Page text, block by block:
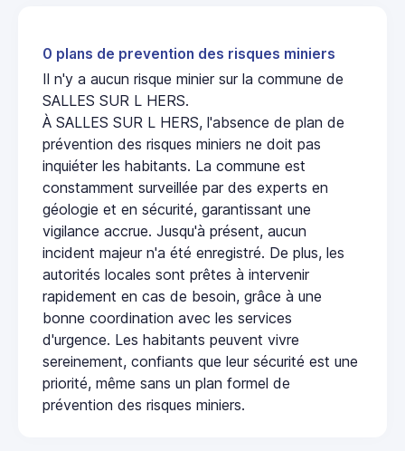
0 plans de prevention des risques miniers
Il n'y a aucun risque minier sur la commune de
SALLES SUR L HERS.
À SALLES SUR L HERS, l'absence de plan de
prévention des risques miniers ne doit pas
inquiéter les habitants. La commune est
constamment surveillée par des experts en
géologie et en sécurité, garantissant une
vigilance accrue. Jusqu'à présent, aucun
incident majeur n'a été enregistré. De plus, les
autorités locales sont prêtes à intervenir
rapidement en cas de besoin, grâce à une
bonne coordination avec les services
d'urgence. Les habitants peuvent vivre
sereinement, confiants que leur sécurité est une
priorité, même sans un plan formel de
prévention des risques miniers.